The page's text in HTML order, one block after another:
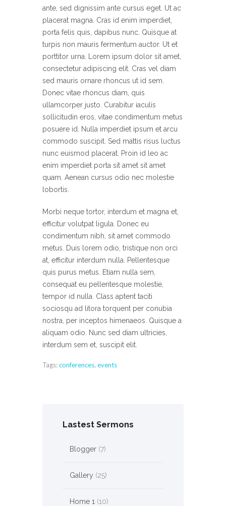
ante, sed dignissim ante cursus eget. Ut ac
placerat magna. Cras id enim imperdiet,
porta felis quis, dapibus nunc. Quisque at
turpis non mauris fermentum auctor. Ut et
porttitor urna. Lorem ipsum dolor sit amet,
consectetur adipiscing elit. Cras vel diam
sed mauris ornare rhoncus ut id sem.
Donec vitae rhoncus diam, quis
ullamcorper justo. Curabitur iaculis
sollicitudin eros, vitae condimentum metus
posuere id. Nulla imperdiet ipsum et arcu
commodo suscipit. Sed mattis risus luctus
nunc euismod placerat. Proin id leo ac
enim imperdiet porta sit amet sit amet
quam. Aenean cursus odio nec molestie
lobortis.
Morbi neque tortor, interdum et magna et,
efficitur volutpat ligula. Donec eu
condimentum nibh, sit amet commodo
metus. Duis lorem odio, tristique non orci
at, efficitur interdum nulla. Pellentesque
quis purus metus. Etiam nulla sem,
consequat eu pellentesque molestie,
tempor id nulla. Class aptent taciti
sociosqu ad litora torquent per conubia
nostra, per inceptos himenaeos. Quisque a
aliquam odio. Nunc sed diam ultricies,
interdum sem et, suscipit elit.
Tags:conferences, events
Lastest Sermons
Blogger(7)
Gallery (25)
Home 1 (10)